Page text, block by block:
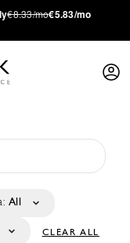
€8.33/mo€5.83/mo
All
CLEAR ALL